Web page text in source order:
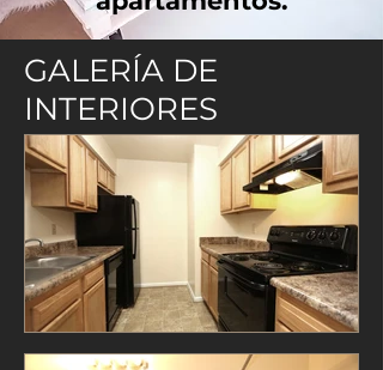
GALERÍA DE
INTERIORES